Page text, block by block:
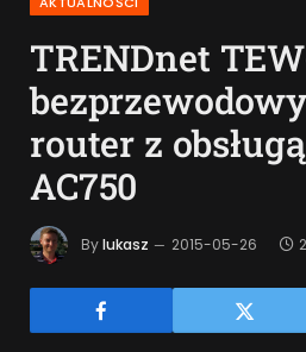
TRENDnet
router z
AC750
Bylukasz 2015-05-26